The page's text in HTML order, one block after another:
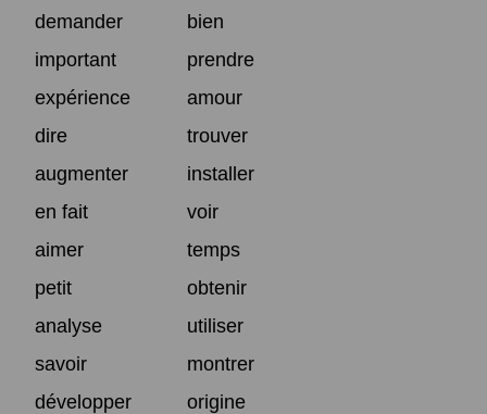
demander
bien
important
prendre
expérience
amour
dire
trouver
augmenter
installer
en fait
voir
aimer
temps
petit
obtenir
analyse
utiliser
savoir
montrer
développer
origine